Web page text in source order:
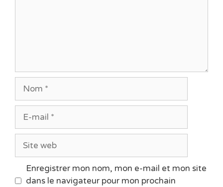
mail
web
Enregistrer mon nom, mon e-mail et mon site
dans le navigateur pour mon prochain